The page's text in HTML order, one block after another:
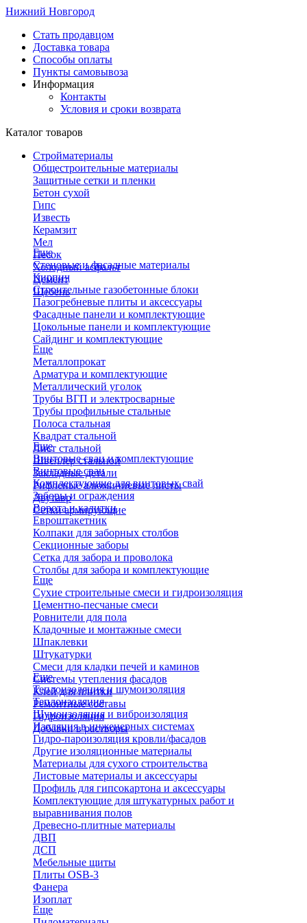
Нижний Новгород
Стать продавцом
Доставка товара
Способы оплаты
Пункты самовывоза
Информация
Контакты
Условия и сроки возврата
Каталог товаров
Стройматериалы
Общестроительные материалы
Защитные сетки и пленки
Бетон сухой
Гипс
Известь
Керамзит
Мел
Песок
Холодный асфальт
Цемент
Щебень
Еще
Стеновые и фасадные материалы
Кирпич
Строительные газобетонные блоки
Пазогребневые плиты и аксессуары
Фасадные панели и комплектующие
Цокольные панели и комплектующие
Сайдинг и комплектующие
Еще
Металлопрокат
Арматура и комплектующие
Металлический уголок
Трубы ВГП и электросварные
Трубы профильные стальные
Полоса стальная
Квадрат стальной
Лист стальной
Швеллер стальной
Закладные детали
Рифленые алюминиевые листы
Двутавр
Сетки армирующие
Еще
Винтовые сваи и комплектующие
Винтовые сваи
Комплектующие для винтовых свай
Заборы и ограждения
Ворота и калитки
Евроштакетник
Колпаки для заборных столбов
Секционные заборы
Сетка для забора и проволока
Столбы для забора и комплектующие
Еще
Сухие строительные смеси и гидроизоляция
Цементно-песчаные смеси
Ровнители для пола
Кладочные и монтажные смеси
Шпаклевки
Штукатурки
Смеси для кладки печей и каминов
Системы утепления фасадов
Клей для плитки
Ремонтные составы
Гидроизоляция
Добавки в растворы
Еще
Теплоизоляция и шумоизоляция
Теплоизоляция
Шумоизоляция и виброизоляция
Изоляция в инженерных системах
Гидро-пароизоляция кровли/фасадов
Другие изоляционные материалы
Материалы для сухого строительства
Листовые материалы и аксессуары
Профиль для гипсокартона и аксессуары
Комплектующие для штукатурных работ и
выравнивания полов
Древесно-плитные материалы
ДВП
ДСП
Мебельные щиты
Плиты OSB-3
Фанера
Изоплат
Еще